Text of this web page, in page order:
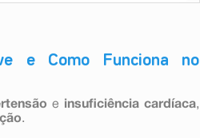
e Como Funciona no
e insuficiência cardíaca,
.